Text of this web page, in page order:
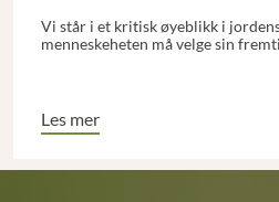
Vi står i et kritisk øyeblikk i
menneskeheten må velge sin
Les mer